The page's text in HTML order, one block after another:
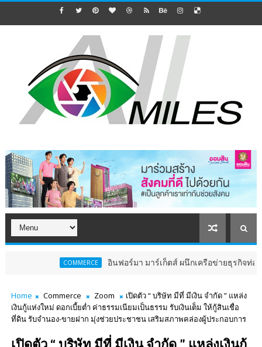
อินฟอร์มา มาร์เก็ตส์ ผนึกเครือข่ายธุรกิจท่องเที่ยว-บริการ จั
Home Commerce Zoom
เปิดตัว “ บริษัท มีที่ มีเงิน จำกัด ” แหล่ง
เงินกู้แห่งใหม่ ดอกเบี้ยต่ำ ค่าธรรมเนียมเป็นธรรม รับเงินเต็ม ให้กู้สินเชื่อ
ที่ดิน รับจำนอง-ขายฝาก มุ่งช่วยประชาชน เสริมสภาพคล่องผู้ประกอบการ